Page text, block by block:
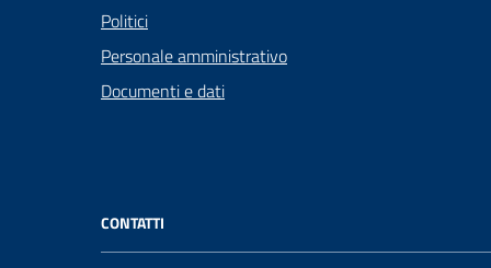
Politici
Personale amministrativo
Documenti e dati
CONTATTI